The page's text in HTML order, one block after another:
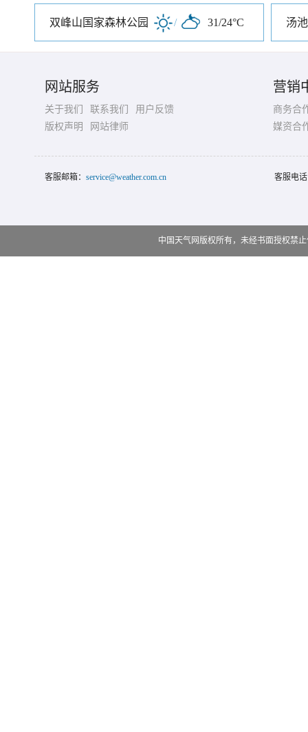
双峰山国家森林公园 / 31/24°C 汤
网站服务
关于我们 联系我们
用户反馈
版权声明
网站律师
营销
商务合
媒资合
客服邮箱： service@weather.com.cn 客服电
中国天气网版权所有，未经书面授权